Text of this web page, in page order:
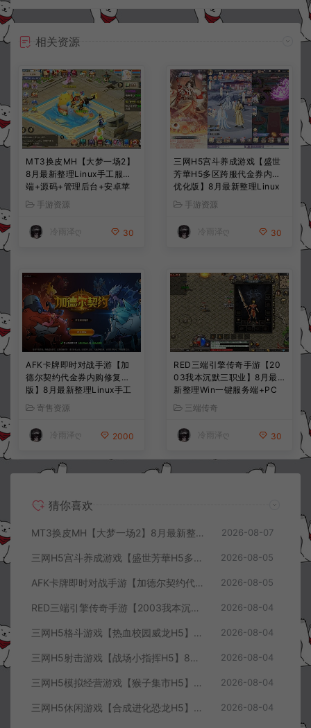
相关资源
MT3换皮MH【大梦一场2】
8月最新整理Linux手工服务
端+源码+管理后台+安卓苹
果双端+详细搭建教程+视频
教程
手游资源
冷雨泽ღ 30
三网H5宫斗养成游戏【盛世
芳華H5多区跨服代金券内购
优化版】8月最新整理Linux
手工服务端+CDK授权后台
+全资源安卓+详细搭建教程
+视频教程
手游资源
冷雨泽ღ 30
AFK卡牌即时对战手游【加
德尔契约代金券内购修复
版】8月最新整理Linux手工
服务端+前后端全套源码+CD
K授权后台+安卓苹果双端
+详细搭建教程+视频教程
寄售资源
冷雨泽ღ 2000
RED三端引擎传奇手游【20
03我本沉默三职业】8月最
新整理Win一键服务端+PC
安卓+详细搭建教程
三端传奇
冷雨泽ღ 30
猜你喜欢
MT3换皮MH【大梦一场2】8月最新整理Linux手工服务端+源码+管理后台+安卓苹果双端+详细搭建教程+视频教程 2026-08-07
三网H5宫斗养成游戏【盛世芳華H5多区跨服代金券内购优化版】8月最新整理Linux手工服务端+CDK授权后台+全资源安卓+详细搭建教程+视频教程 2026-08-05
AFK卡牌即时对战手游【加德尔契约代金券内购修复版】8月最新整理Linux手工服务端+前后端全套源码+CDK授权后台+安卓苹果双端+详细搭建教程+视频教程 2026-08-05
RED三端引擎传奇手游【2003我本沉默三职业】8月最新整理Win一键服务端+PC安卓+详细搭建教程 2026-08-04
三网H5格斗游戏【热血校园威龙H5】8月最新整理Linux手工服务端+Win一键服务端+解压即玩+简易安卓客户端+详细搭建教程 2026-08-04
三网H5射击游戏【战场小指挥H5】8月最新整理Linux手工服务端+Win一键服务端+解压即玩+简易安卓客户端+详细搭建教程 2026-08-04
三网H5模拟经营游戏【猴子集市H5】8月最新整理Linux手工服务端+Win一键服务端+解压即玩+简易安卓客户端+详细搭建教程 2026-08-04
三网H5休闲游戏【合成进化恐龙H5】8月最新整理Linux手工服务端+Win一键服务端+解压即玩+简易安卓客户端+详细搭建教程 2026-08-04